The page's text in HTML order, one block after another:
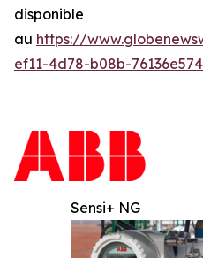
disponible
au https://
ef11-4d78-b08b-
Sensi+ NG